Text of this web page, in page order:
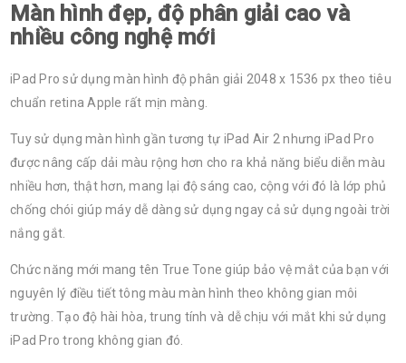
Màn hình đẹp, độ phân giải cao và
nhiều công nghệ mới
iPad Pro sử dụng màn hình độ phân giải 2048 x 1536 px theo tiêu
chuẩn retina Apple rất mịn màng.
Tuy sử dụng màn hình gần tương tự iPad Air 2 nhưng iPad Pro
được nâng cấp dải màu rộng hơn cho ra khả năng biểu diễn màu
nhiều hơn, thật hơn, mang lại độ sáng cao, cộng với đó là lớp phủ
chống chói giúp máy dễ dàng sử dụng ngay cả sử dụng ngoài trời
nắng gắt.
Chức năng mới mang tên True Tone giúp bảo vệ mắt của bạn với
nguyên lý điều tiết tông màu màn hình theo không gian môi
trường. Tạo độ hài hòa, trung tính và dễ chịu với mắt khi sử dụng
iPad Pro trong không gian đó.